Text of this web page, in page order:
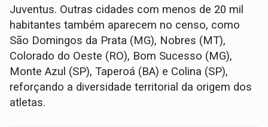
Juventus. Outras cidades com menos de 20 mil
habitantes também aparecem no censo, como
São Domingos da Prata (MG), Nobres (MT),
Colorado do Oeste (RO), Bom Sucesso (MG),
Monte Azul (SP), Taperoá (BA) e Colina (SP),
reforçando a diversidade territorial da origem dos
atletas.